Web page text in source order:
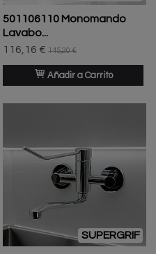
501106110 Monomando
Lavabo...
116,16 €145,20 €
Añadir a Carrito
SUPERGRIF